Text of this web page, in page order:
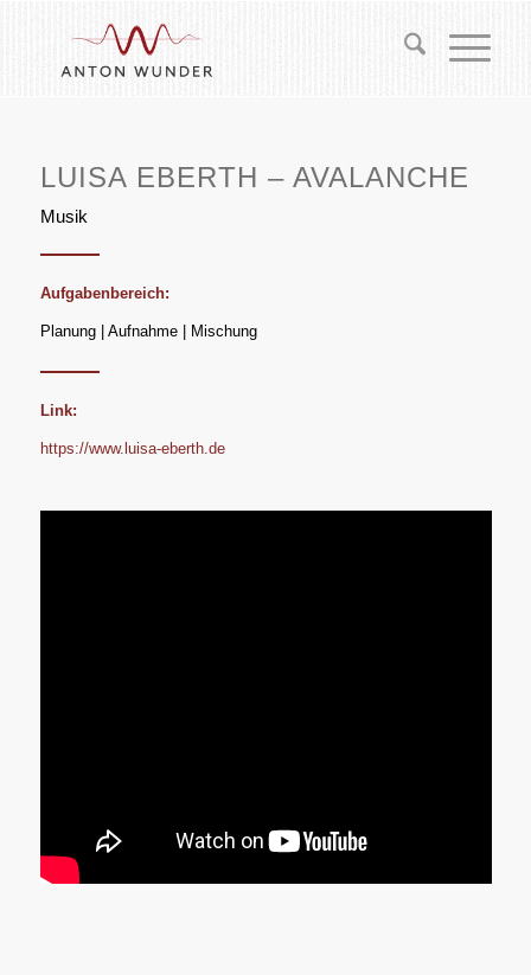
LUISA EBERTH – AVALANCHE
Musik
Aufgabenbereich:
Planung | Aufnahme | Mischung
Link:
https://www.luisa-eberth.de